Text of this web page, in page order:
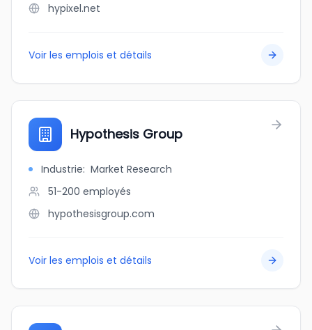
hypixel.net
Voir les emplois et détails
Hypothesis Group
Industrie: Market Research
51-200 employés
hypothesisgroup.com
Voir les emplois et détails